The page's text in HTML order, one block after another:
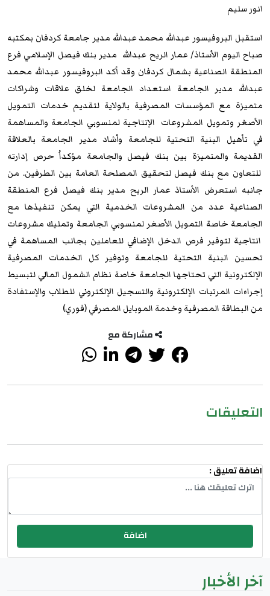
انور سليم
استقبل البروفيسور عبدالله محمد عبدالله مدير جامعة كردفان بمكتبه
صباح اليوم الأستاذ/ عمار الريح عبدالله مدير بنك فيصل الإسلامي فرع
المنطقة الصناعية بشمال كردفان وقد أكد البروفيسور عبدالله محمد
عبدالله مدير الجامعة استعداد الجامعة لخلق علاقات وشراكات
متميزة مع المؤسسات المصرفية بالولاية لتقديم خدمات التمويل
الأصغر وتمويل المشروعات الإنتاجية لمنسوبي الجامعة والمساهمة
في تأهيل البنية التحتية للجامعة وأشاد مدير الجامعة بالعلاقة
القديمة والمتميزة بين بنك فيصل والجامعة مؤكداُ حرص إدارته
للتعاون مع بنك فيصل لتحقيق المصلحة العامة بين الطرفين. من
جانبه استعرض الأستاذ عمار الريح مدير بنك فيصل فرع المنطقة
الصناعية عدد من المشروعات الخدمية التي يمكن تنفيذها مع
الجامعة خاصة التمويل الأصغر لمنسوبي الجامعة وتمليك مشروعات
انتاجية لتوفير فرص الدخل الإضافي للعاملين بجانب المساهمة في
تحسين البنية التحتية للجامعة وتوفير كل الخدمات المصرفية
الإلكترونية التي تحتاجها الجامعة خاصة نظام الشمول المالي لتبسيط
إجراءات المرتبات الإلكترونية والتسجيل الإلكتروني للطلاب والإستفادة
من البطاقة المصرفية وخدمة الموبايل المصرفي (فوري)
مشاركة مع
التعليقات
اضافة تعليق :
آخر الأخبار